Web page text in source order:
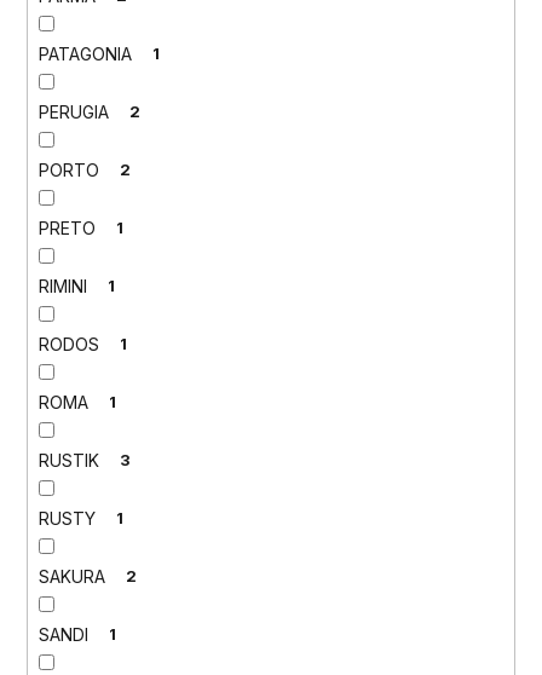
PATAGONIA 1
PERUGIA 2
PORTO 2
PRETO 1
RIMINI 1
RODOS 1
ROMA 1
RUSTIK 3
RUSTY 1
SAKURA 2
SANDI 1